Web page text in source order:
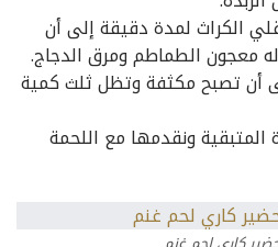
الكراث لمدة دقيقة إلى أن
معجون الطماطم ومرق الدجاج.
أن تصبح مكثفة وتظل ثلث كمية
ونقدمها مع اللحمة